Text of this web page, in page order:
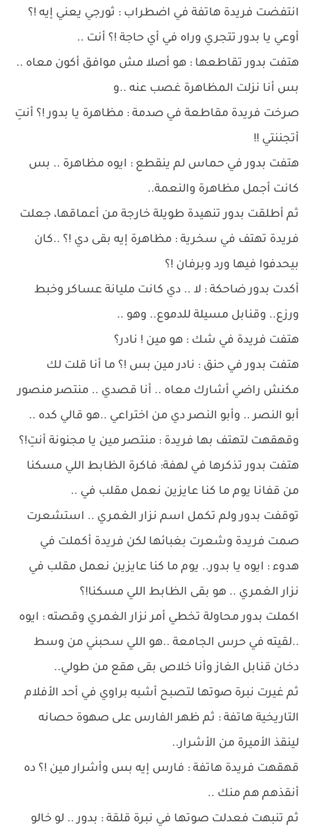
انتفضت فريدة هاتفة في اضطراب : ثورجي يعني إيه !؟
أوعي يا بدور تتجري وراه في أي حاجة !؟ أنت ..
هتفت بدور تقاطعها : هو أصلا مش موافق أكون معاه ..
بس أنا نزلت المظاهرة غصب عنه ..و
صرخت فريدة مقاطعة في صدمة : مظاهرة يا بدور !؟ أنتِ
أتجننتي !!
هتفت بدور في حماس لم ينقطع : ايوه مظاهرة .. بس
كانت أجمل مظاهرة والنعمة..
ثم أطلقت بدور تنهيدة طويلة خارجة من أعماقها، جعلت
فريدة تهتف في سخرية : مظاهرة إيه بقى دي !؟ ..كان
بيحدفوا فيها ورد وبرفان !؟
أكدت بدور ضاحكة : لا .. دي كانت مليانة عساكر وخبط
ورزع.. وقنابل مسيلة للدموع.. وهو ..
هتفت فريدة في شك : هو مين ! نادر؟
هتفت بدور في حنق : نادر مين بس !؟ ما أنا قلت لك
مكنش راضي أشارك معاه .. أنا قصدي .. منتصر منصور
أبو النصر .. وأبو النصر دي من اختراعي ..هو قالي كده ..
وقهقهت لتهتف بها فريدة : منتصر مين يا مجنونة أنتِ!؟
هتفت بدور تذكرها في لهفة: فاكرة الظابط اللي مسكنا
من قفانا يوم ما كنا عايزين نعمل مقلب في ..
توقفت بدور ولم تكمل اسم نزار الغمري .. استشعرت
صمت فريدة وشعرت بغبائها لكن فريدة أكملت في
هدوء : ايوه يا بدور.. يوم ما كنا عايزين نعمل مقلب في
نزار الغمري .. هو بقى الظابط اللي مسكنا!؟
اكملت بدور محاولة تخطي أمر نزار الغمري وقصته : ايوه
..لقيته في حرس الجامعة ..هو اللي سحبني من وسط
دخان قنابل الغاز وأنا خلاص بقى هقع من طولي..
ثم غيرت نبرة صوتها لتصبح أشبه براوي في أحد الأفلام
التاريخية هاتفة : ثم ظهر الفارس على صهوة حصانه
لينقذ الأميرة من الأشرار..
قهقهت فريدة هاتفة : فارس إيه بس وأشرار مين !؟ ده
أنقذهم هم منك ..
ثم تنبهت فعدلت صوتها في نبرة قلقة : بدور .. لو خالو